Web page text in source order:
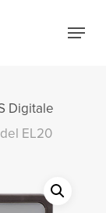
Menu
Digitale
EL20